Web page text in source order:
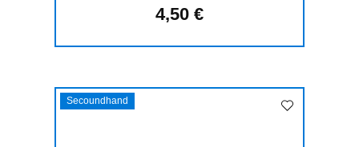
Regulärer Preis:
4,50 €
Secoundhand